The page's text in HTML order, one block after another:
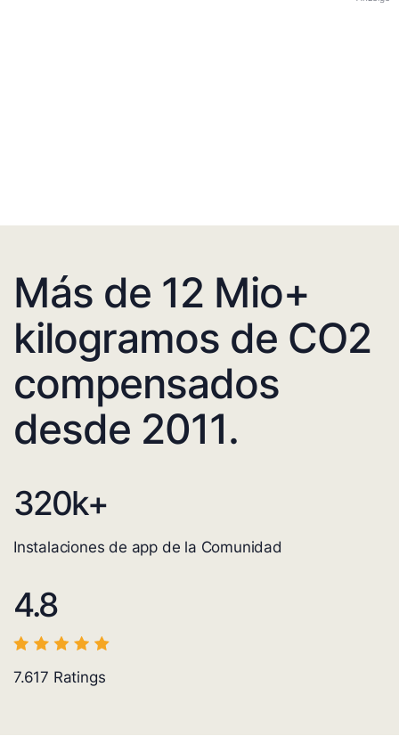
Más de 12 Mio+
kilogramos de CO2
compensados
desde 2011.
320k+
Instalaciones de app de la Comunidad
4.8
7.617 Ratings